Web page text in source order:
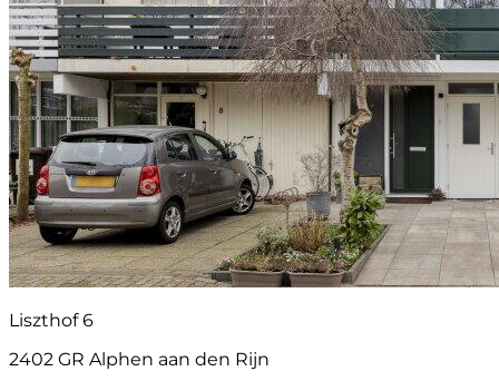
Liszthof 6
2402 GR Alphen aan den Rijn